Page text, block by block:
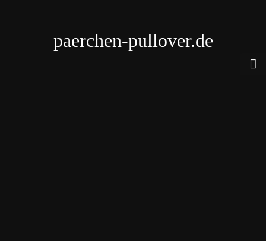
paerchen-pullover.de